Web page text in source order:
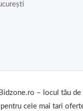
Bidzone.ro – locul tău
pentru cele mai tari